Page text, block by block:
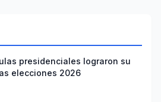
presidenciales lograron su
elecciones 2026